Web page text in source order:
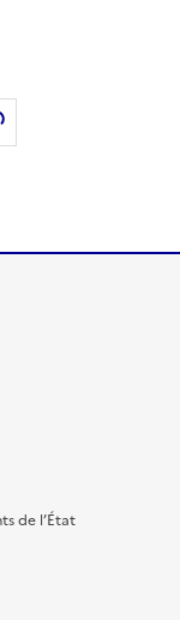
par email
de l’État